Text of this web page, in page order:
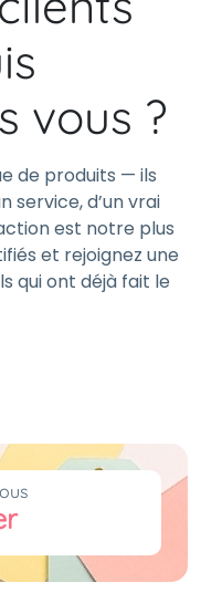
vous ?
de produits — ils
service, d’un vrai
est notre plus
et rejoignez une
qui ont déjà fait le